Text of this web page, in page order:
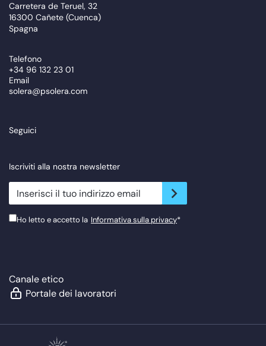
Carretera de Teruel, 32
16300 Cañete (Cuenca)
Spagna
Telefono
+34 96 132 23 01
Email
solera@psolera.com
Seguici
Iscriviti alla nostra newsletter
newsletter.suscribe
Ho letto e accetto la Informativa sulla privacy*
Canale etico
Portale dei lavoratori